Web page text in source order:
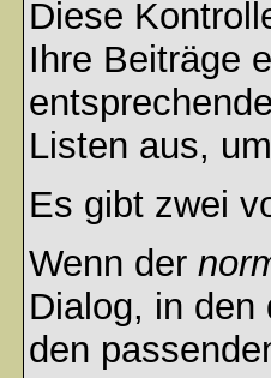
Diese
Ihre Beiträge
Listen aus,
Es gibt zwei
Wenn der
Dialog, in den
den